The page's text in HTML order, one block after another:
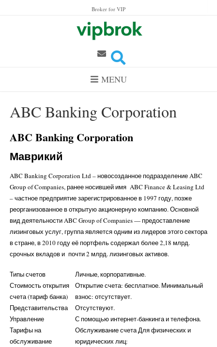
Broker for VIP
MENU
ABC Banking Corporation
ABC Banking Corporation
Маврикий
ABC Banking Corporation Ltd – новосозданное подразделение ABC
Group of Companies, ранее носившей имя ABC Finance & Leasing Ltd
– частное предприятие зарегистрированное в 1997 году, позже
реорганизованное в открытую акционерную компанию. Основной
вид деятельности ABC Group of Companies — предоставление
лизинговых услуг, группа является одним из лидеров этого сектора
в стране, в 2010 году её портфель содержал более 2,18 млрд.
срочных вкладов и почти 2 млрд. лизинговых активов.
Типы счетов
Личные, корпоративные.
Стоимость открытия
счета (тариф банка)
Открытие счета: бесплатное. Минимальный
взнос: отсутствует.
Представительства
Отсутствуют.
Управление
С помощью интернет-банкинга и телефона.
Тарифы на
обслуживание
Обслуживание счетаДля физических и
юридических лиц: